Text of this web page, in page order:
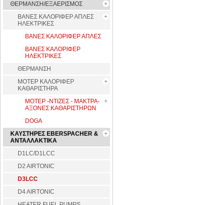
ΘΕΡΜΑΝΣΗ/ΕΞΑΕΡΙΣΜΟΣ
ΒΑΝΕΣ ΚΑΛΟΡΙΦΕΡ ΑΠΛΕΣ
ΗΛΕΚΤΡΙΚΕΣ
ΒΑΝΕΣ ΚΑΛΟΡΙΦΕΡ ΑΠΛΕΣ
ΒΑΝΕΣ ΚΑΛΟΡΙΦΕΡ
ΗΛΕΚΤΡΙΚΕΣ
ΘΕΡΜΑΝΣΗ
ΜΟΤΕΡ ΚΑΛΟΡΙΦΕΡ
ΚΑΘΑΡΙΣΤΗΡΑ
ΜΟΤΕΡ -ΝΤΙΖΕΣ - ΜΑΚΤΡΑ-
ΑΞΟΝΕΣ ΚΑΘΑΡΙΣΤΗΡΩΝ
DOGA
ΚΑΥΣΤΗΡΕΣ EBERSPACHER &
ΑΝΤΑΛΛΑΚΤΙΚΑ
D1LC/D1LCC
D2 AIRTONIC
D3LCC
D4 AIRTONIC